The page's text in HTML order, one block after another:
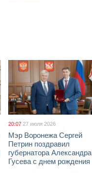
20:07 27 июля 2026
Мэр Воронежа Сергей
Петрин поздравил
губернатора Александра
Гусева с днем рождения